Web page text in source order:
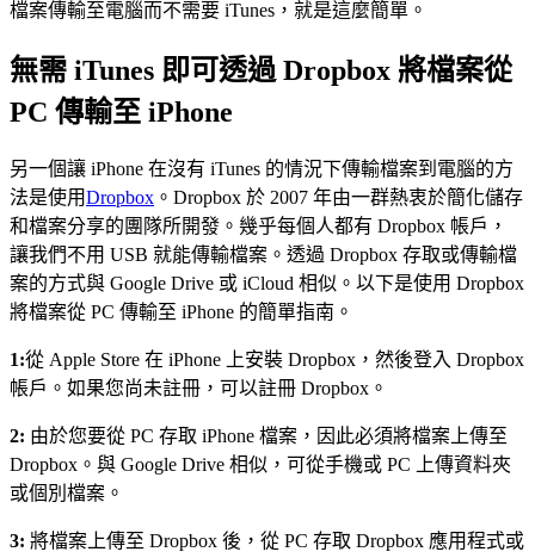
檔案傳輸至電腦而不需要 iTunes，就是這麼簡單。
無需 iTunes 即可透過 Dropbox 將檔案從
PC 傳輸至 iPhone
另一個讓 iPhone 在沒有 iTunes 的情況下傳輸檔案到電腦的方
法是使用Dropbox 。Dropbox 於 2007 年由一群熱衷於簡化儲存
和檔案分享的團隊所開發。幾乎每個人都有 Dropbox 帳戶，
讓我們不用 USB 就能傳輸檔案。透過 Dropbox 存取或傳輸檔
案的方式與 Google Drive 或 iCloud 相似。以下是使用 Dropbox
將檔案從 PC 傳輸至 iPhone 的簡單指南。
1:從 Apple Store 在 iPhone 上安裝 Dropbox，然後登入 Dropbox
帳戶。如果您尚未註冊，可以註冊 Dropbox。
2: 由於您要從 PC 存取 iPhone 檔案，因此必須將檔案上傳至
Dropbox。與 Google Drive 相似，可從手機或 PC 上傳資料夾
或個別檔案。
3: 將檔案上傳至 Dropbox 後，從 PC 存取 Dropbox 應用程式或